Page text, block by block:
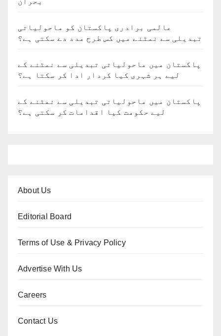
عالمی برادری پاکستان کو ماحولیاتی
تبدیلی سے نمٹنے میں کس طرح مدد دے سکتی ہے؟
پاکستان میں ماحولیاتی تبدیلی سے نمٹنے کے
لیے ہر شہری کیا کردار ادا کر سکتا ہے؟
پاکستان میں ماحولیاتی تبدیلی سے نمٹنے کے
لیے حکومت کیا اقدامات کر سکتی ہے؟
About Us
Editorial Board
Terms of Use & Privacy Policy
Advertise With Us
Careers
Contact Us